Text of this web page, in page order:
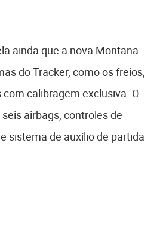
ainda que a nova Montana
do Tracker, como os freios,
calibragem exclusiva. O
airbags, controles de
sistema de auxílio de partida